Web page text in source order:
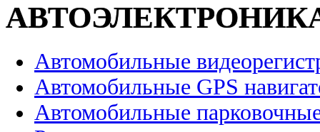
Автомобильные
Автомобильные GPS
Автомобильные